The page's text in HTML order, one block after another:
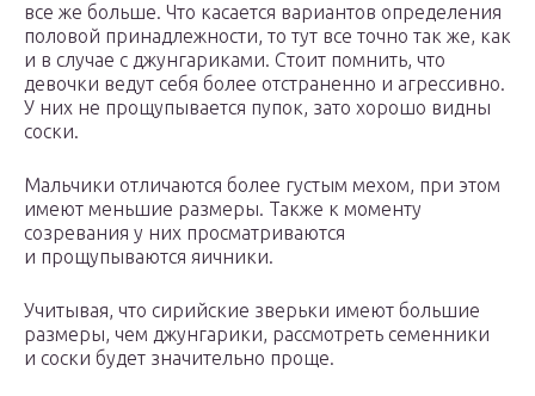
все же больше. Что касается вариантов определения
половой принадлежности, то тут все точно так же, как
и в случае с джунгариками. Стоит помнить, что
девочки ведут себя более отстраненно и агрессивно.
У них не прощупывается пупок, зато хорошо видны
соски.
Мальчики отличаются более густым мехом, при этом
имеют меньшие размеры. Также к моменту
созревания у них просматриваются
и прощупываются яичники.
Учитывая, что сирийские зверьки имеют большие
размеры, чем джунгарики, рассмотреть семенники
и соски будет значительно проще.